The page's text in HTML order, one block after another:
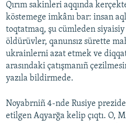
Qırım sakinleri aqqında
köstemege imkânı bar: insan
toqtatmaq, şu cümleden siyaisiy
öldürüvler, qanunsız sürette
ukrainlerni azat etmek ve
arasındaki çatışmanıñ
yazıla bildirmede.
Noyabrniñ 4-nde Rusiye
etilgen Aqyarğa kelip çıqtı. O,